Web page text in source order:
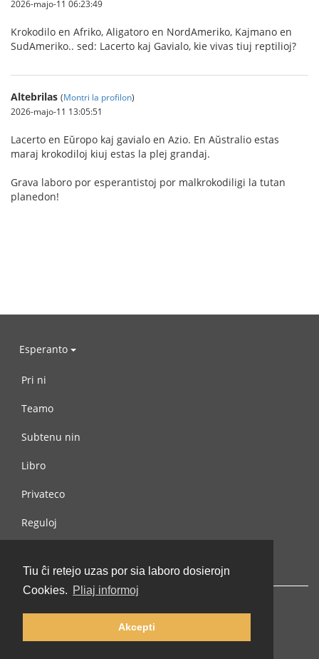
Tiu ĉi retejo uzas por sia laboro dosierojn
Cookies. Pliaj informoj
Akcepti
2026-majo-11 06:23:49
Krokodilo en Afriko, Aligatoro en NordAmeriko, Kajmano en
SudAmeriko.. sed: Lacerto kaj Gavialo, kie vivas tiuj reptilioj?
Altebrilas (Montri la profilon)
2026-majo-11 13:05:51
Lacerto en Eŭropo kaj gavialo en Azio. En Aŭstralio estas
maraj krokodiloj kiuj estas la plej grandaj.
Grava laboro por esperantistoj por malkrokodiligi la tutan
planedon!
Esperanto
Pri ni
Teamo
Subtenu nin
Libro
Privateco
Reguloj
© 2002-2026 lernu.net |Impressum